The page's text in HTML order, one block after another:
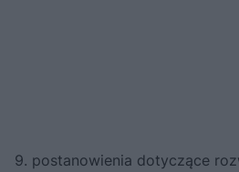
9. postanowienia dotyczące